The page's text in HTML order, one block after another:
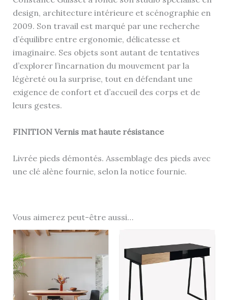
design, architecture intérieure et scénographie en
2009. Son travail est marqué par une recherche
d’équilibre entre ergonomie, délicatesse et
imaginaire. Ses objets sont autant de tentatives
d’explorer l’incarnation du mouvement par la
légèreté ou la surprise, tout en défendant une
exigence de confort et d’accueil des corps et de
leurs gestes.
FINITION Vernis mat haute résistance
Livrée pieds démontés. Assemblage des pieds avec
une clé alène fournie, selon la notice fournie.
Vous aimerez peut-être aussi…